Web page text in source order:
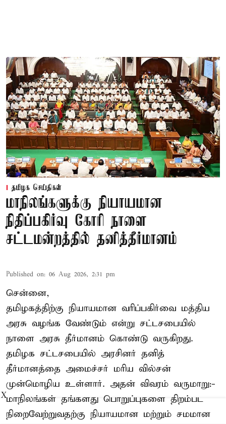
தமிழக செய்திகள்
மாநிலங்களுக்கு நியாயமான
நிதிப்பகிர்வு கோரி நாளை
சட்டமன்றத்தில் தனித்தீர்மானம்
Published on: 06 Aug 2026, 2:31 pm
சென்னை,
தமிழகத்திற்கு நியாயமான வரிப்பகிர்வை மத்திய
அரசு வழங்க வேண்டும் என்று சட்டசபையில்
நாளை அரசு தீர்மானம் கொண்டு வருகிறது.
தமிழக சட்டசபையில் அரசினர் தனித்
தீர்மானத்தை அமைச்சர் மரிய வில்சன்
முன்மொழிய உள்ளார். அதன் விவரம் வருமாறு:-
மாநிலங்கள் தங்களது பொறுப்புகளை திறம்பட
நிறைவேற்றுவதற்கு நியாயமான மற்றும் சமமான
X